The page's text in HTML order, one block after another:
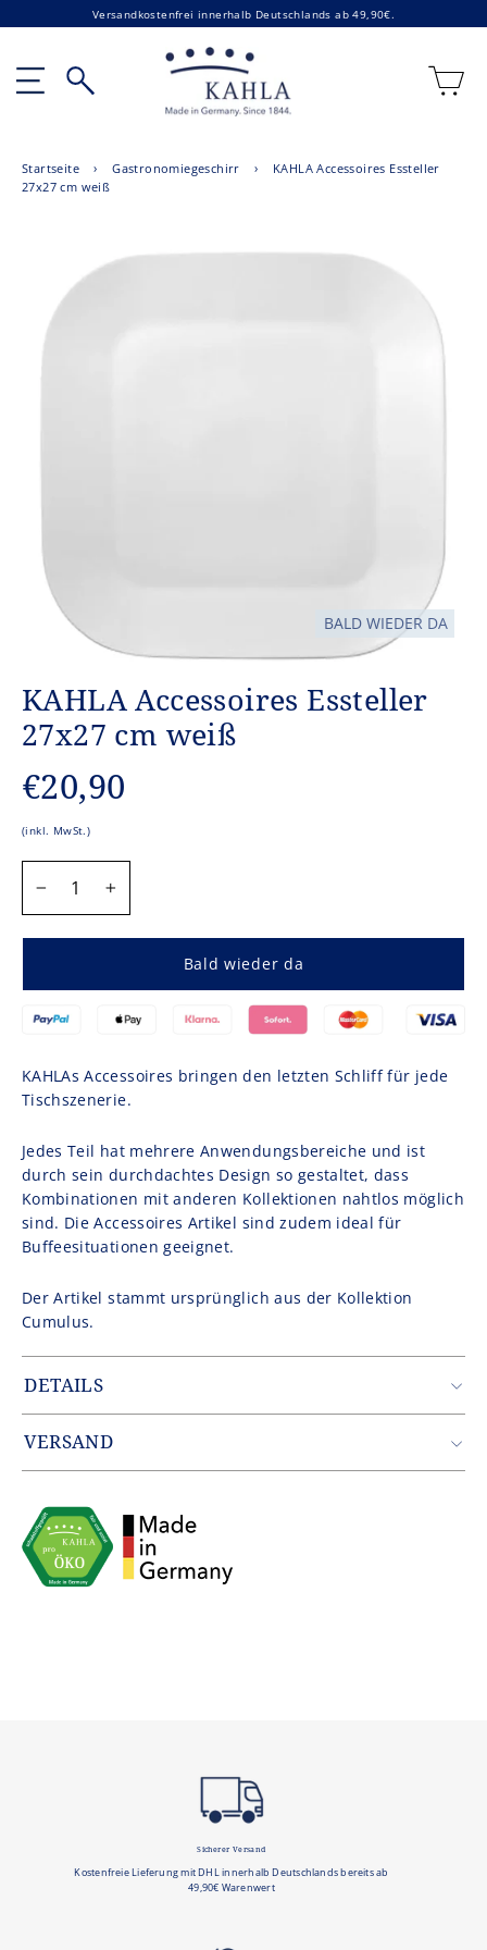
Inhalt
Versandkostenfrei innerhalb Deutschlands ab 49,90€.
Seitennavigation
Startseite › Gastronomiegeschirr ›
KAHLA Accessoires Essteller
27x27 cm weiß
BALD WIEDER DA
KAHLA Accessoires Essteller
27x27 cm weiß
€20,90
(inkl. MwSt.)
Bald wieder da
KAHLAs Accessoires bringen den letzten Schliff für jede
Tischszenerie.
Jedes Teil hat mehrere Anwendungsbereiche und ist
durch sein durchdachtes Design so gestaltet, dass
Kombinationen mit anderen Kollektionen nahtlos möglich
sind. Die Accessoires Artikel sind zudem ideal für
Buffeesituationen geeignet.
Der Artikel stammt ursprünglich aus der Kollektion
Cumulus.
DETAILS
Artikelnummer: CUM2027XXWHITA6
Gewicht: 0.86 kg
VERSAND
Zustellung erfolgt durch unseren Partner DHL.
einem Warenwert von 49,90€.
Sicherer Versand
Kostenfreie Lieferung mit DHL innerhalb Deutschlands bereits ab
49,90€ Warenwert